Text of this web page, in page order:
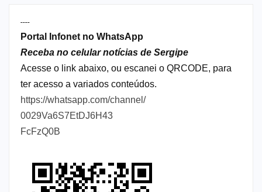
----
Portal Infonet no WhatsApp
Receba no celular notícias de Sergipe
Acesse o link abaixo, ou escanei o QRCODE, para
ter acesso a variados conteúdos.
https://whatsapp.com/channel/
0029Va6S7EtDJ6H43
FcFzQ0B